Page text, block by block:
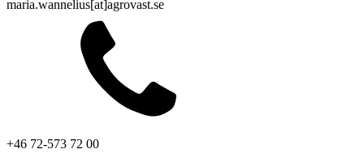
maria.wannelius[at]agrovast.se
+46 72-573 72 00